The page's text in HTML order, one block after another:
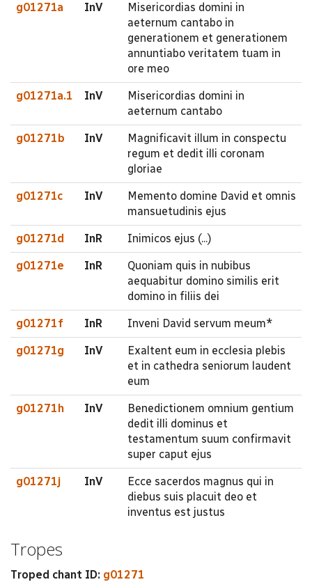
g01271a InV
Misericordias domini in
aeternum cantabo in
generationem et generationem
annuntiabo veritatem tuam in
ore meo
g01271a.1 InV
Misericordias domini in
aeternum cantabo
g01271b InV
Magnificavit illum in conspectu
regum et dedit illi coronam
gloriae
g01271c InV
Memento domine David et omnis
mansuetudinis ejus
g01271d InR Inimicos ejus (...)
g01271e InR
Quoniam quis in nubibus
aequabitur domino similis erit
domino in filiis dei
g01271f InR Inveni David servum meum*
g01271g InV
Exaltent eum in ecclesia plebis
et in cathedra seniorum laudent
eum
g01271h InV
Benedictionem omnium gentium
dedit illi dominus et
testamentum suum confirmavit
super caput ejus
g01271j InV
Ecce sacerdos magnus qui in
diebus suis placuit deo et
inventus est justus
Tropes
Troped chant ID: g01271